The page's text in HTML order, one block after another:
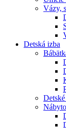
Vázy,
Detská izba